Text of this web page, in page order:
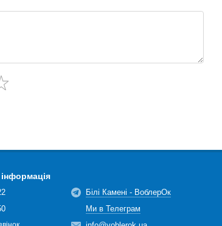
Білі Камені - ВоблерОк
Ми в Телеграм